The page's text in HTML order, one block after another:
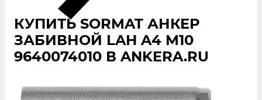
КУПИТЬ SORMAT АНКЕР
ЗАБИВНОЙ LAH A4 M10
9640074010 В ANKERA.RU